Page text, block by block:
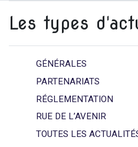
Les types
GÉNÉRALES
PARTENARIATS
RÉGLEMENTATION
RUE DE L’AVENIR
TOUTES LES